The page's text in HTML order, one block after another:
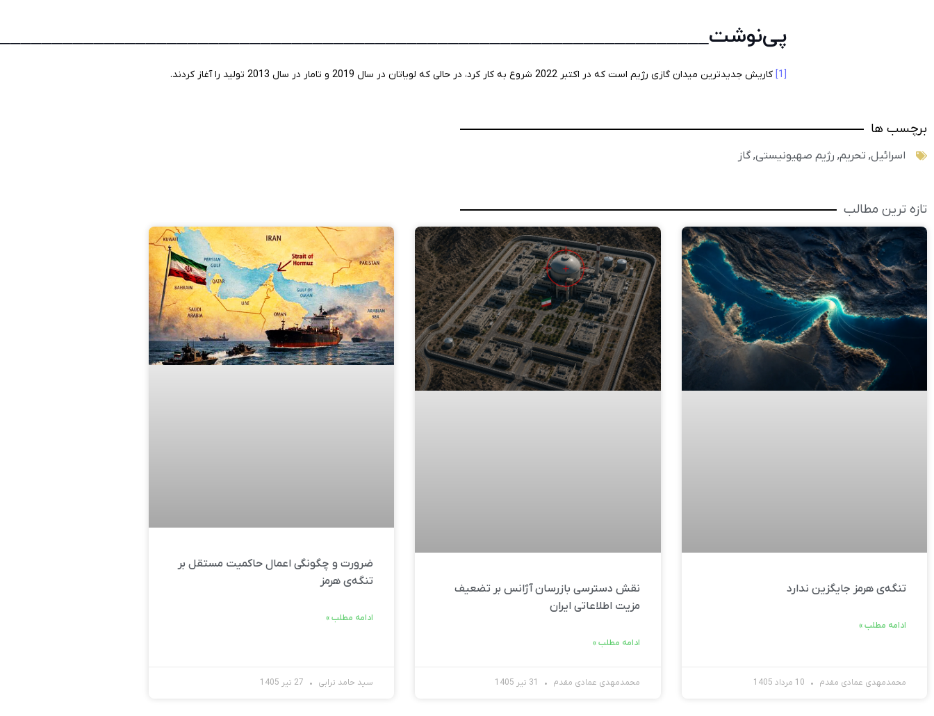
[1] کاریش جدیدترین میدان گازی رژیم است که در اکتبر 2022 شروع به کار کرد، در حالی که لویاتان در سال 2019 و تامار در سال 2013 تولید را آغاز کردند.
برچسب ها
اسرائیل, تحریم, رژیم صهیونیستی,گاز
تازه ترین مطالب
تنگه‌ی هرمز جایگزین ندارد
ادامه مطلب »
محمدمهدی عمادی مقدم
نقش دسترسی بازرسان آژانس بر تضعیف
مزیت اطلاعاتی ایران
ادامه مطلب »
محمدمهدی عمادی مقدم
ضرورت و چگونگی اعمال حاکمیت مستقل بر
تنگه‌ی هرمز
ادامه مطلب »
سید حامد ترابی